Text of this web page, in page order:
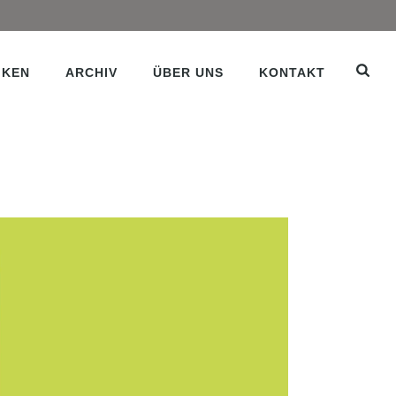
ARCHIV ÜBER UNS KONTAKT